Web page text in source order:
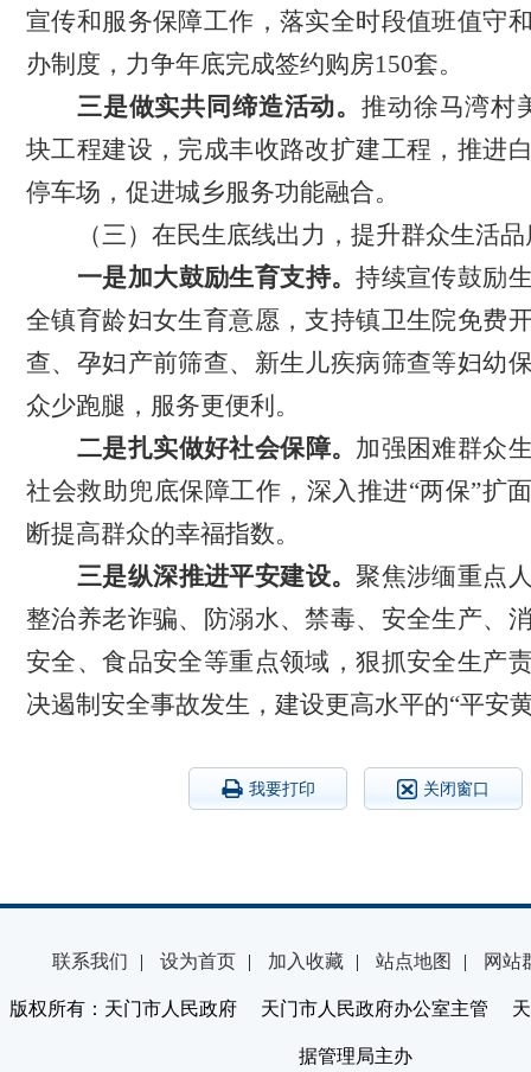
宣传和服务保障工作 ，落实全时段值班值守
办制度 ， 力争年底完成签约购房150套。
三是做实共同缔造活动。推动徐马湾村
块工程建设 ，完成丰收路改扩建工程，推进
停车场，促进城乡服务功能融合。
（三）在民生底线出力，提升群众生活品
一是加大鼓励生育支持。持续宣传鼓励
全镇育龄妇女生育意愿，支持镇卫生院免费
查、孕妇产前筛查、新生儿疾病筛查等妇幼
众少跑腿，服务更便利。
二是扎实做好社会保障。 加强困难群众
社会救助兜底保障工作，深入推进“两保”扩
断提高群众的幸福指数。
三是纵深推进平安建设。 聚焦涉缅重点
整治养老诈骗、防溺水、禁毒、安全生产、
安全、食品安全等重点领域，狠抓安全生产
决遏制安全事故发生，建设更高水平的“平安
我要打印 关闭窗口
联系我们 | 设为首页 | 加入收藏 | 站点地图 | 网站
版权所有：天门市人民政府 天门市人民政府办公室主管 天
据管理局主办